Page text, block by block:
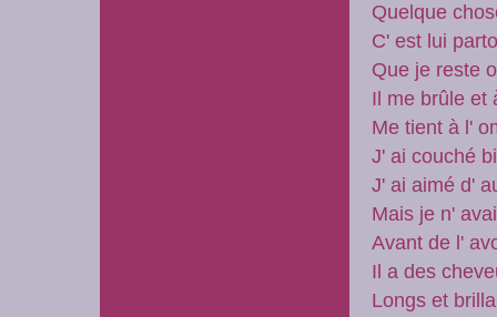
Quelque
C' est lui
Que je reste
Il me brûle et
Me tient à l'
J' ai couché
J' ai aimé d'
Mais je n'
Avant de l'
Il a des
Longs et